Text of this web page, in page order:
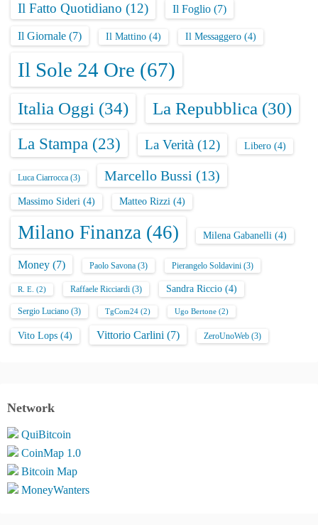
Il Fatto Quotidiano (12) Il Foglio (7)
Il Giornale (7) Il Mattino (4) Il Messaggero (4)
Il Sole 24 Ore (67)
Italia Oggi (34) La Repubblica (30)
La Stampa (23) La Verità (12) Libero (4)
Luca Ciarrocca (3) Marcello Bussi (13)
Massimo Sideri (4) Matteo Rizzi (4)
Milano Finanza (46) Milena Gabanelli (4)
Money (7) Paolo Savona (3) Pierangelo Soldavini (3)
R. E. (2) Raffaele Ricciardi (3) Sandra Riccio (4)
Sergio Luciano (3) TgCom24 (2) Ugo Bertone (2)
Vito Lops (4) Vittorio Carlini (7) ZeroUnoWeb (3)
Network
QuiBitcoin
CoinMap 1.0
Bitcoin Map
MoneyWanters